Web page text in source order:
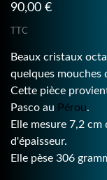
90,00 €
TTC
Beaux cristaux
quelques mouches
Cette pièce
Pasco au Pérou.
Elle mesure 7,2
d'épaisseur.
Elle pèse 306